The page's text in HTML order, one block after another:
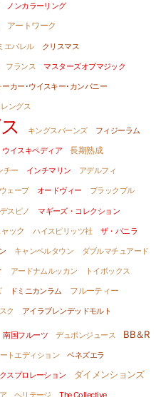
ノンカラーリング
アートワーク
エバレル
クリスマス
フランス
マスターズオブマジック
ーカー･ウイスキー･カンパニー
ングス
キングスバーンズ
フィジーラム
ウイスキペディア
長期熟成
チー インチマリン
アデルフィ
ェーブ オードヴィー ブラックブル
スピノ
マギーズ・コレクション
ック ハイスピリッツ社
ザ・バニラ
キャンベルタウン ダブルマチュアード
アードナムルッカン
トイボックス
ドミニカンラム
フルーティー
ク アイラブレンデッドモルト
南国フルーツ デュポンジュース BB＆R
トエディション
ベネズエラ
スプロレーション ダイメンションズ